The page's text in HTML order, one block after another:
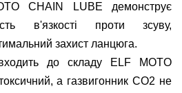
CHAIN LUBE демонструє
в'язкості проти зсуву,
захист ланцюга.
до складу ELF MOTO
а газвигонник CO2 не